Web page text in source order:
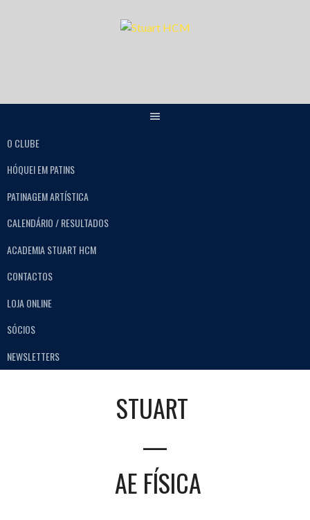
O CLUBE
HÓQUEI EM PATINS
PATINAGEM ARTÍSTICA
CALENDÁRIO / RESULTADOS
ACADEMIA STUART HCM
CONTACTOS
LOJA ONLINE
SÓCIOS
NEWSLETTERS
STUART
—
AE FÍSICA